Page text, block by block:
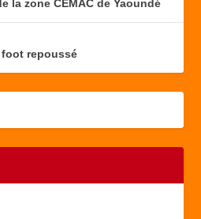
la zone CEMAC de Yaoundé
repoussé